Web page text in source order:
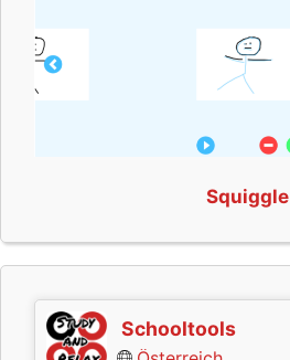
Squiggle
Schooltools